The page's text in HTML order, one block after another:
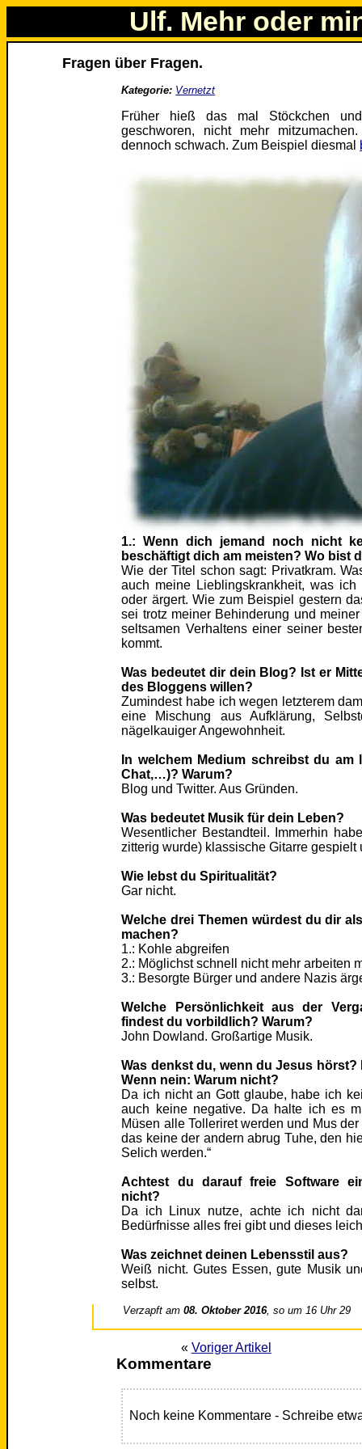
Ulf. Mehr oder
Fragen über Fragen.
Kategorie: Vernetzt
Früher hieß das mal Stöckchen
geschworen, nicht mehr
dennoch schwach. Zum Beispiel diesmal
1.: Wenn dich jemand noch nicht
beschäftigt dich am meisten? Wo bist
Wie der Titel schon sagt: Privatkram.
auch meine Lieblingskrankheit, was
oder ärgert. Wie zum Beispiel gestern
sei trotz meiner Behinderung und
seltsamen Verhaltens einer seiner
kommt.
Was bedeutet dir dein Blog? Ist er
des Bloggens willen?
Zumindest habe ich wegen letzterem
eine Mischung aus Aufklärung,
nägelkauiger Angewohnheit.
In welchem Medium schreibst du am
Chat,…)? Warum?
Blog und Twitter. Aus Gründen.
Was bedeutet Musik für dein Leben?
Wesentlicher Bestandteil. Immerhin
zitterig wurde) klassische Gitarre gespielt
Wie lebst du Spiritualität?
Gar nicht.
Welche drei Themen würdest du dir
machen?
1.: Kohle abgreifen
2.: Möglichst schnell nicht mehr arbeiten
3.: Besorgte Bürger und andere Nazis
Welche Persönlichkeit aus der
findest du vorbildlich? Warum?
John Dowland. Großartige Musik.
Was denkst du, wenn du Jesus
Wenn nein: Warum nicht?
Da ich nicht an Gott glaube, habe ich
auch keine negative. Da halte ich es
Müsen alle Tolleriret werden und Mus
das keine der andern abrug Tuhe, den
Selich werden.“
Achtest du darauf freie Software
nicht?
Da ich Linux nutze, achte ich nicht
Bedürfnisse alles frei gibt und dieses
Was zeichnet deinen Lebensstil aus?
Weiß nicht. Gutes Essen, gute Musik
selbst.
Verzapft am08. Oktober 2016, so um 16 Uhr 29
« Voriger Artikel
Kommentare
Noch keine Kommentare - Schreibe